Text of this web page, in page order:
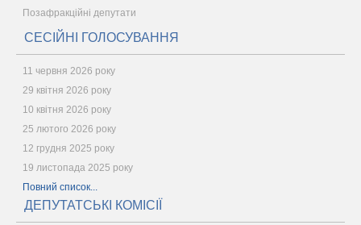
Позафракційні депутати
СЕСІЙНІ ГОЛОСУВАННЯ
11 червня 2026 року
29 квітня 2026 року
10 квітня 2026 року
25 лютого 2026 року
12 грудня 2025 року
19 листопада 2025 року
Повний список...
ДЕПУТАТСЬКІ КОМІСІЇ